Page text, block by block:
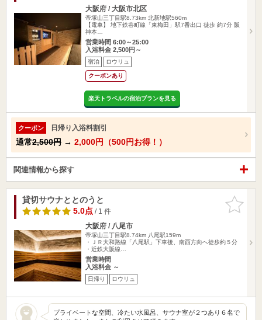
大阪府 / 大阪市北区
帝塚山三丁目駅8.73km 北新地駅560m
【電車】 地下鉄谷町線「東梅田」駅7番出口 徒歩 約7分 阪
神本…
営業時間 6:00～25:00
入浴料金 2,500円～
宿泊 ロウリュ
クーポンあり
楽天トラベルの宿泊プランを見る
クーポン 日帰り入浴料割引
通常2,500円 → 2,000円（500円お得！）
関連情報から探す
お気に入
りに追加
貸切サウナととのうと
5.0点/ 1 件
大阪府 / 八尾市
帝塚山三丁目駅8.74km 八尾駅159m
・ＪＲ大和路線「八尾駅」下車後、南西方向へ徒歩約５分
・近鉄大阪線…
営業時間
入浴料金 ～
日帰り ロウリュ
プライベートな空間、冷たい水風呂、サウナ室が２つあり６名で